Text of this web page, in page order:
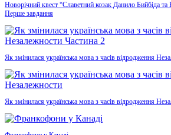
Новорічний квест “Славетний козак Данило Бийбіда та
Перше завдання
Як змінилася українська мова з часів відродження
Як змінилася українська мова з часів відродження